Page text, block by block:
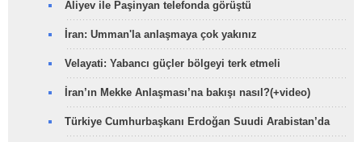
Aliyev ile Paşinyan telefonda görüştü
İran: Umman'la anlaşmaya çok yakınız
Velayati: Yabancı güçler bölgeyi terk etmeli
İran’ın Mekke Anlaşması’na bakışı nasıl?(+video)
Türkiye Cumhurbaşkanı Erdoğan Suudi Arabistan’da